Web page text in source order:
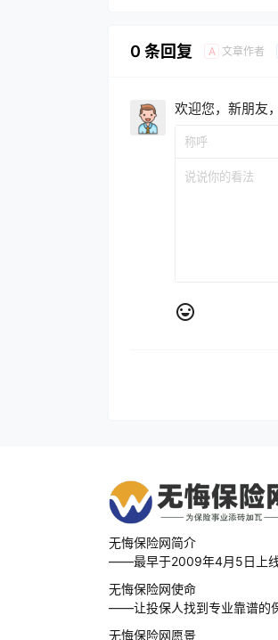
0 条回复 A 文章作者
欢迎您，新朋友
无悔保险网简介
——最早于2009年4月5日上线
无悔保险网使命
——让投保人找到专业靠谱的
无悔保险网愿景